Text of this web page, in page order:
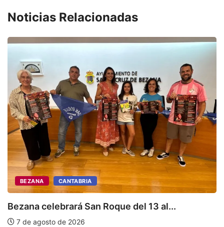
Noticias Relacionadas
BEZANA CANTABRIA
Bezana celebrará San Roque del 13 al...
7 de agosto de 2026